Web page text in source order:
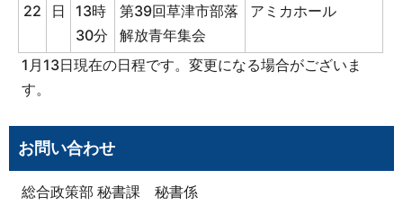
22
日
13時
30分
第39回草津市部落
解放青年集会
アミカホール
1月13日現在の日程です。変更になる場合がございま
す。
お問い合わせ
総合政策部 秘書課 秘書係